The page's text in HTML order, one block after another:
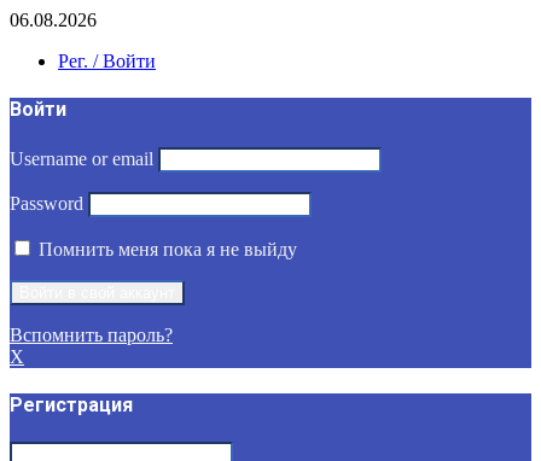
06.08.2026
Рег. / Войти
Войти
Username or email
Password
Помнить меня пока я не выйду
Вспомнить пароль?
X
Регистрация